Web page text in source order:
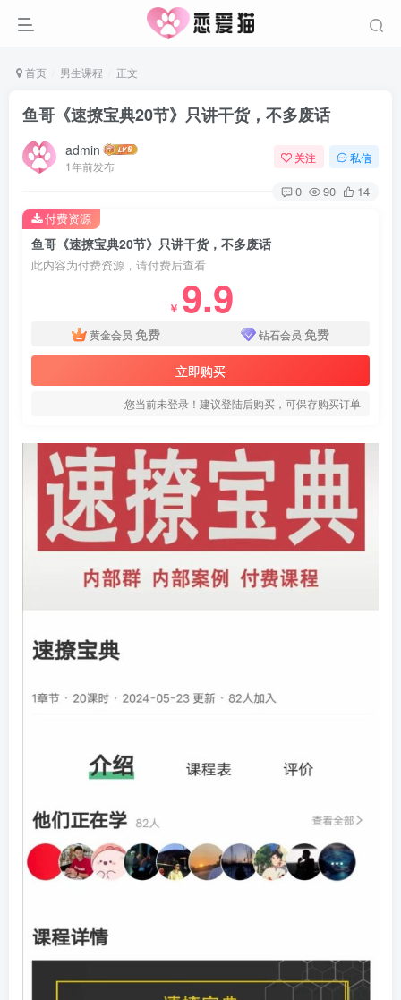
首页 男生课程 正文
鱼哥《速撩宝典20节》只讲干货，不多废话
admin
1年前发布
关注 私信
0 90 14
鱼哥《速撩宝典20节》只讲干货，不多废话
此内容为付费资源，请付费后查看
￥ 9.9
黄金会员 免费 钻石会员 免费
立即购买
您当前未登录！建议登陆后购买，可保存购买订单
付费资源